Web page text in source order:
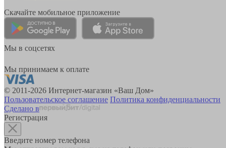
Скачайте мобильное приложение
Мы в соцсетях
Мы принимаем к оплате
© 2011-2026 Интернет-магазин «Ваш Дом»
Пользовательское соглашение Политика конфиденциальности
Сделано в
Регистрация
Введите номер телефона